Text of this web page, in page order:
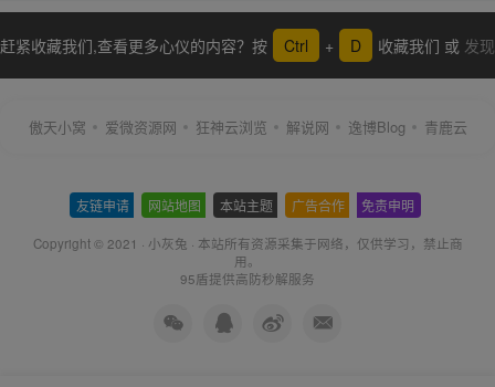
赶紧收藏我们,查看更多心仪的内容？按 Ctrl + D 收藏我们 或 发现
傲天小窝 爱微资源网 狂神云浏览 解说网 逸博Blog 青鹿云
友链申请 网站地图 本站主题 广告合作 免责申明
Copyright © 2021 · 小灰兔 · 本站所有资源采集于网络，仅供学习，禁止商
用。
95盾提供高防秒解服务